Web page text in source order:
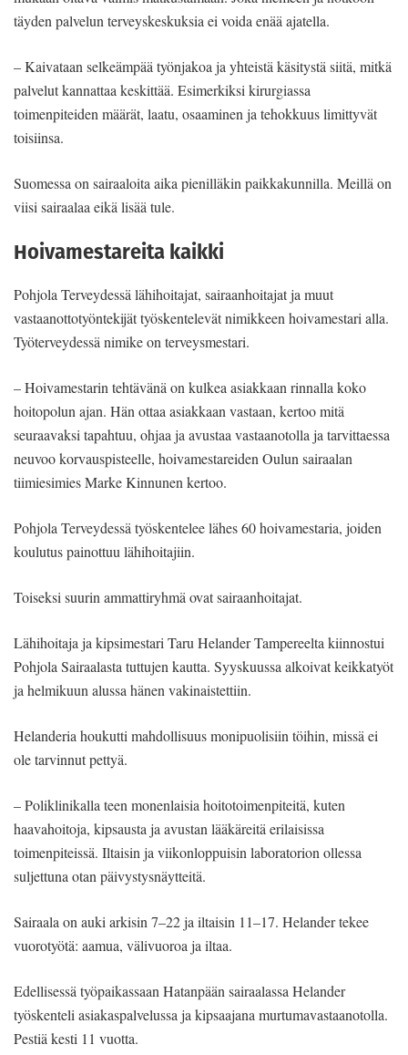
täyden palvelun terveyskeskuksia ei voida enää ajatella.
– Kaivataan selkeämpää työnjakoa ja yhteistä käsitystä siitä, mitkä
palvelut kannattaa keskittää. Esimerkiksi kirurgiassa
toimenpiteiden määrät, laatu, osaaminen ja tehokkuus limittyvät
toisiinsa.
Suomessa on sairaaloita aika pienilläkin paikkakunnilla. Meillä on
viisi sairaalaa eikä lisää tule.
Hoivamestareita kaikki
Pohjola Terveydessä lähihoitajat, sairaanhoitajat ja muut
vastaanottotyöntekijät työskentelevät nimikkeen hoivamestari alla.
Työterveydessä nimike on terveysmestari.
– Hoivamestarin tehtävänä on kulkea asiakkaan rinnalla koko
hoitopolun ajan. Hän ottaa asiakkaan vastaan, kertoo mitä
seuraavaksi tapahtuu, ohjaa ja avustaa vastaanotolla ja tarvittaessa
neuvoo korvauspisteelle, hoivamestareiden Oulun sairaalan
tiimiesimies Marke Kinnunen kertoo.
Pohjola Terveydessä työskentelee lähes 60 hoivamestaria, joiden
koulutus painottuu lähihoitajiin.
Toiseksi suurin ammattiryhmä ovat sairaanhoitajat.
Lähihoitaja ja kipsimestari Taru Helander Tampereelta kiinnostui
Pohjola Sairaalasta tuttujen kautta. Syyskuussa alkoivat keikkatyöt
ja helmikuun alussa hänen vakinaistettiin.
Helanderia houkutti mahdollisuus monipuolisiin töihin, missä ei
ole tarvinnut pettyä.
– Poliklinikalla teen monenlaisia hoitotoimenpiteitä, kuten
haavahoitoja, kipsausta ja avustan lääkäreitä erilaisissa
toimenpiteissä. Iltaisin ja viikonloppuisin laboratorion ollessa
suljettuna otan päivystysnäytteitä.
Sairaala on auki arkisin 7–22 ja iltaisin 11–17. Helander tekee
vuorotyötä: aamua, välivuoroa ja iltaa.
Edellisessä työpaikassaan Hatanpään sairaalassa Helander
työskenteli asiakaspalvelussa ja kipsaajana murtumavastaanotolla.
Pestiä kesti 11 vuotta.